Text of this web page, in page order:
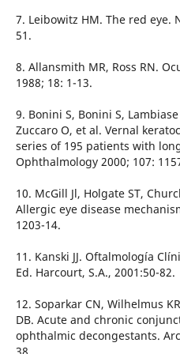
7. Leibowitz HM. The red eye.
51.
8. Allansmith MR, Ross RN.
1988; 18: 1-13.
9. Bonini S, Bonini S,
Zuccaro O, et al. Vernal
series of 195 patients with
Ophthalmology 2000; 107:
10. McGill Jl, Holgate ST,
Allergic eye disease
1203-14.
11. Kanski JJ. Oftalmología
Ed. Harcourt, S.A., 2001:50-82.
12. Soparkar CN, Wilhelmus
DB. Acute and chronic
ophthalmic decongestants.